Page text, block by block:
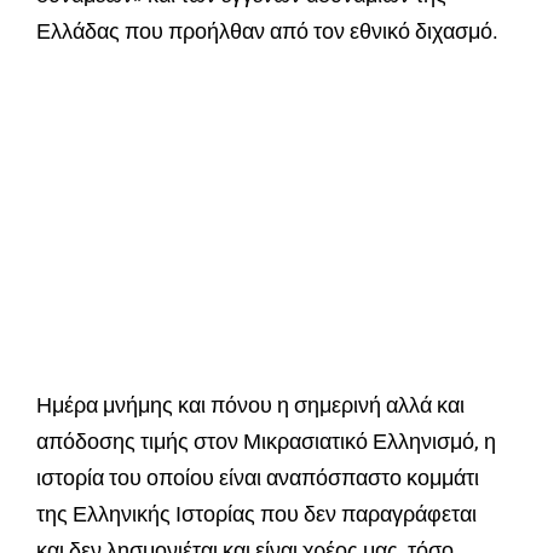
Ελλάδας που προήλθαν από τον εθνικό διχασμό.
Ημέρα μνήμης και πόνου η σημερινή αλλά και
απόδοσης τιμής στον Μικρασιατικό Ελληνισμό, η
ιστορία του οποίου είναι αναπόσπαστο κομμάτι
της Ελληνικής Ιστορίας που δεν παραγράφεται